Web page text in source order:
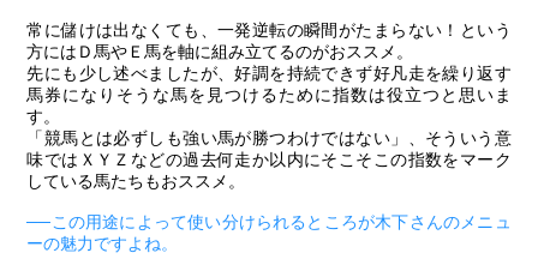
常に儲けは出なくても、一発逆転の瞬間がたまらない！という
方にはＤ馬やＥ馬を軸に組み立てるのがおススメ。
先にも少し述べましたが、好調を持続できず好凡走を繰り返す
馬券になりそうな馬を見つけるために指数は役立つと思いま
す。
「競馬とは必ずしも強い馬が勝つわけではない」、そういう意
味ではＸＹＺなどの過去何走か以内にそこそこの指数をマーク
している馬たちもおススメ。
──この用途によって使い分けられるところが木下さんのメニュ
ーの魅力ですよね。